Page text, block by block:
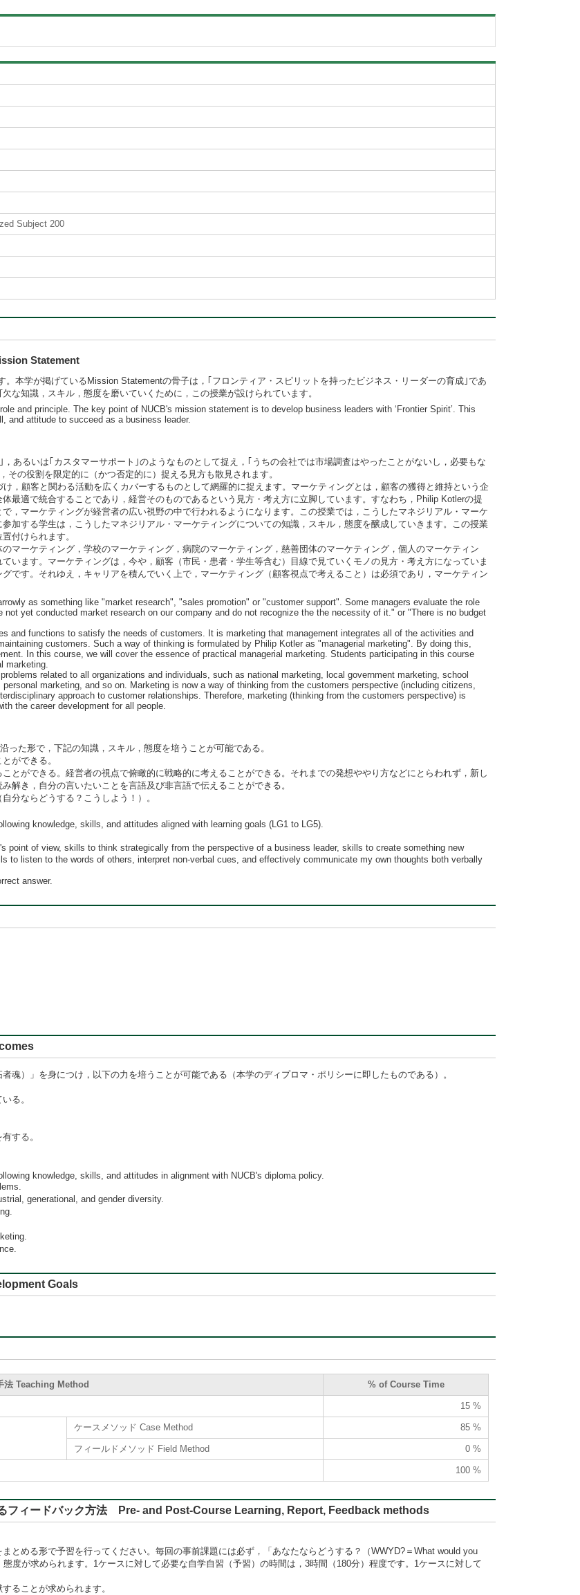
Subject 200
Statement
本学が掲げているMission Statementの骨子は，｢フロンティア・スピリットを持ったビジネス・リーダーの育成｣であ
な知識，スキル，態度を磨いていくために，この授業が設けられています。
and principle. The key point of NUCB's mission statement is to develop business leaders with ‘Frontier Spirit’. This
and attitude to succeed as a business leader.
あるいは｢カスタマーサポート｣のようなものとして捉え，｢うちの会社では市場調査はやったことがないし，必要もな
の役割を限定的に（かつ否定的に）捉える見方も散見されます。
，顧客と関わる活動を広くカバーするものとして網羅的に捉えます。マーケティングとは，顧客の獲得と維持という企
最適で統合することであり，経営そのものであるという見方・考え方に立脚しています。すなわち，Philip Kotlerの提
，マーケティングが経営者の広い視野の中で行われるようになります。この授業では，こうしたマネジリアル・マーケ
加する学生は，こうしたマネジリアル・マーケティングについての知識，スキル，態度を醸成していきます。この授業
付けられます。
マーケティング，学校のマーケティング，病院のマーケティング，慈善団体のマーケティング，個人のマーケティン
います。マーケティングは，今や，顧客（市民・患者・学生等含む）目線で見ていくモノの見方・考え方になっていま
です。それゆえ，キャリアを積んでいく上で，マーケティング（顧客視点で考えること）は必須であり，マーケティン
as something like "market research", "sales promotion" or "customer support". Some managers evaluate the role
yet conducted market research on our company and do not recognize the the necessity of it." or "There is no budget
and functions to satisfy the needs of customers. It is marketing that management integrates all of the activities and
customers. Such a way of thinking is formulated by Philip Kotler as "managerial marketing". By doing this,
In this course, we will cover the essence of practical managerial marketing. Students participating in this course
marketing.
related to all organizations and individuals, such as national marketing, local government marketing, school
marketing, and so on. Marketing is now a way of thinking from the customers perspective (including citizens,
approach to customer relationships. Therefore, marketing (thinking from the customers perspective) is
the career development for all people.
た形で，下記の知識，スキル，態度を培うことが可能である。
ができる。
とができる。経営者の視点で俯瞰的に戦略的に考えることができる。それまでの発想ややり方などにとらわれず，新し
解き，自分の言いたいことを言語及び非言語で伝えることができる。
分ならどうする？こうしよう！）。
knowledge, skills, and attitudes aligned with learning goals (LG1 to LG5).
point of view, skills to think strategically from the perspective of a business leader, skills to create something new
to listen to the words of others, interpret non-verbal cues, and effectively communicate my own thoughts both verbally
answer.
魂）」を身につけ，以下の力を培うことが可能である（本学のディプロマ・ポリシーに即したものである）。
る。
する。
knowledge, skills, and attitudes in alignment with NUCB's diploma policy.
generational, and gender diversity.
Goals
法 Teaching Method % of Course Time
15 %
ケースメソッド Case Method 85 %
フィールドメソッド Field Method 0 %
100 %
フィードバック方法 Pre- and Post-Course Learning, Report, Feedback methods
とめる形で予習を行ってください。毎回の事前課題には必ず，「あなたならどうする？（WWYD?＝What would you
度が求められます。1ケースに対して必要な自学自習（予習）の時間は，3時間（180分）程度です。1ケースに対して
ることが求められます。